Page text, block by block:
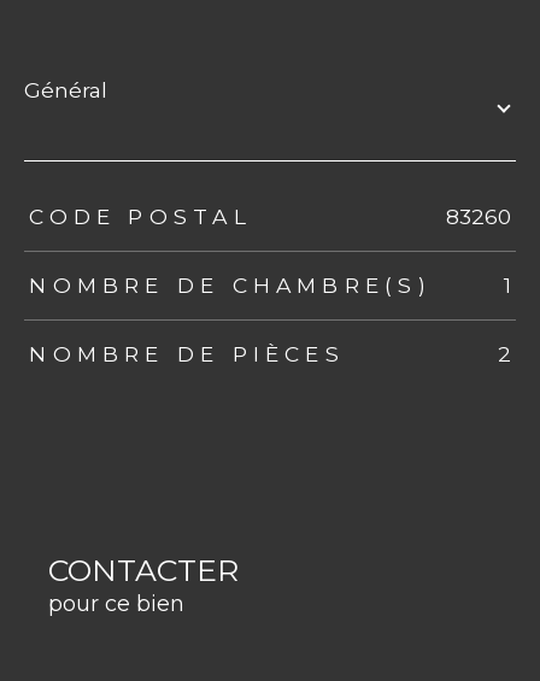
général
TRAD_ZEPHYR_Caracteristique TRAD_ZEPHYR_Valeurs
CODE POSTAL 83260
NOMBRE DE CHAMBRE(S) 1
NOMBRE DE PIÈCES 2
CONTACTER
pour ce bien